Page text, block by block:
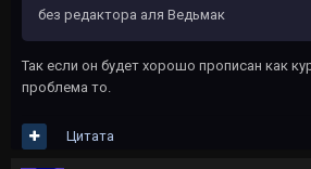
без редактора аля Ведьмак
Так если он будет хорошо прописан как
проблема то.
Цитата